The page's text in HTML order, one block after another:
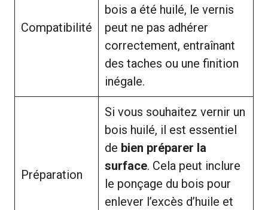
Compatibilité
bois a été huilé, le vernis
peut ne pas adhérer
correctement, entraînant
des taches ou une finition
inégale.
Préparation
Si vous souhaitez vernir un
bois huilé, il est essentiel
de bien préparer la
surface. Cela peut inclure
le ponçage du bois pour
enlever l’excès d’huile et